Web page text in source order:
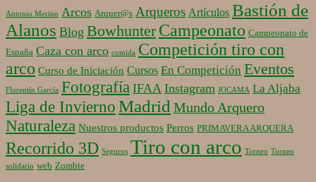
Antonio Merino Arcos Arquer@s Arqueros Artículos Bastión de
Alanos Blog Bowhunter Campeonato Campeonato de
España Caza con arco comida Competición tiro con
arco Curso de Iniciación Cursos En Competición Eventos
Florentín García Fotografía IFAA Instagram JOCAMA La Aljaba
Liga de Invierno Madrid Mundo Arquero
Naturaleza Nuestros productos Perros PRIMAVERA ARQUERA
Recorrido 3D Seguros Tiro con arco Torneo Torneo
solidario web Zombie